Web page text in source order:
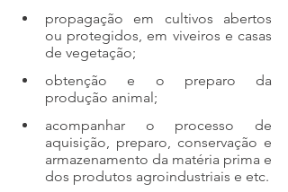
propagação em cultivos abertos
ou protegidos, em viveiros e casas
de vegetação;
obtenção e o preparo da
produção animal;
acompanhar o processo de
aquisição, preparo, conservação e
armazenamento da matéria prima e
dos produtos agroindustriais e etc.